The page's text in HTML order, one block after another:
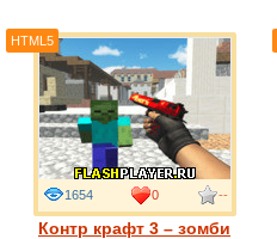
Контр крафт 3 – зомби
1654 0 --
HTML5